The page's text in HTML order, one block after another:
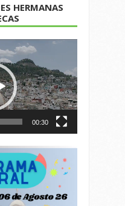
HERMANAS
00:30